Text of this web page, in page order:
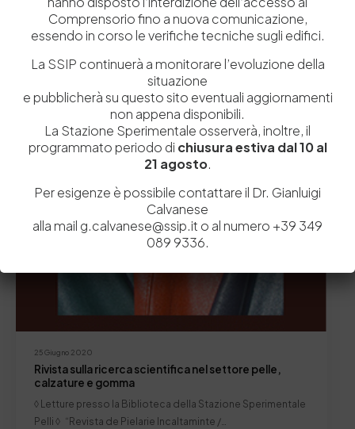
25 Giugno 2020
Letture presso la Biblioteca
Rivista sulla ricerca scientifica nel settore pelle,
calzature e gomma
◊ Letture presso la Biblioteca della Stazione Sperimentale
Pelli ◊ “Revista de Pielarie Incaltaminte /…
Comprensorio fino a nuova comunicazione,
essendo in corso le verifiche tecniche sugli edifici.
La SSIP continuerà a monitorare l’evoluzione della
situazione
e pubblicherà su questo sito eventuali aggiornamenti
non appena disponibili.
La Stazione Sperimentale osserverà, inoltre, il
programmato periodo di chiusura estiva dal 10 al
21 agosto.
Per esigenze è possibile contattare il Dr. Gianluigi
Calvanese
alla mail g.calvanese@ssip.it o al numero +39 349
089 9336.